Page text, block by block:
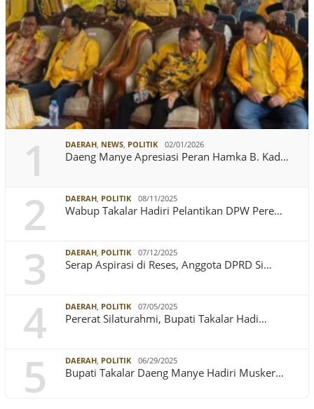
1 DAERAH, NEWS, POLITIK 02/01/2026
Daeng Manye Apresiasi Peran Hamka B. Kad…
2 DAERAH, POLITIK 08/11/2025
Wabup Takalar Hadiri Pelantikan DPW Pere…
3 DAERAH, POLITIK 07/12/2025
Serap Aspirasi di Reses, Anggota DPRD Si…
4 DAERAH, POLITIK 07/05/2025
Pererat Silaturahmi, Bupati Takalar Hadi…
5 DAERAH, POLITIK 06/29/2025
Bupati Takalar Daeng Manye Hadiri Musker…